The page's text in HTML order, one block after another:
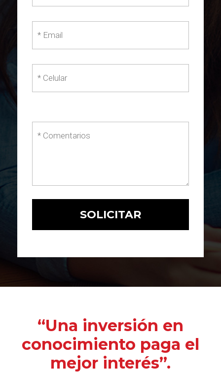
“Una inversión en
conocimiento paga el
mejor interés”.